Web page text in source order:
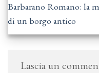
Barbarano Romano: la
di un borgo antico
Lascia un